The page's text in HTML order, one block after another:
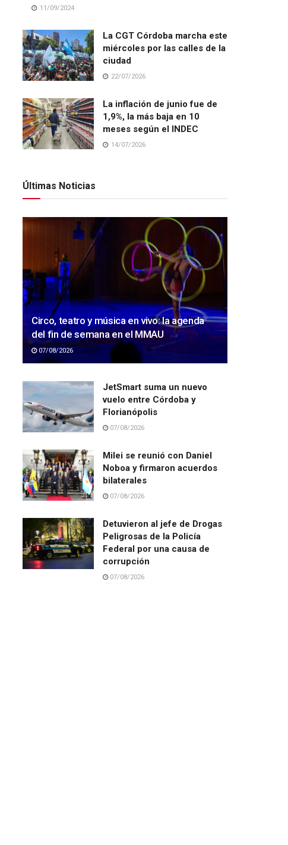
11/09/2024
La CGT Córdoba marcha este
miércoles por las calles de la
ciudad
22/07/2026
La inflación de junio fue de
1,9%, la más baja en 10
meses según el INDEC
14/07/2026
Últimas Noticias
Circo, teatro y música en vivo: la agenda
del fin de semana en el MMAU
07/08/2026
JetSmart suma un nuevo
vuelo entre Córdoba y
Florianópolis
07/08/2026
Milei se reunió con Daniel
Noboa y firmaron acuerdos
bilaterales
07/08/2026
Detuvieron al jefe de Drogas
Peligrosas de la Policía
Federal por una causa de
corrupción
07/08/2026